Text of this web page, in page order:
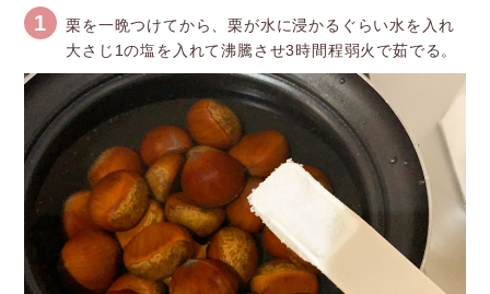
1
栗を一晩つけてから、栗が水に浸かるぐらい水を入れ
大さじ1の塩を入れて沸騰させ3時間程弱火で茹でる。